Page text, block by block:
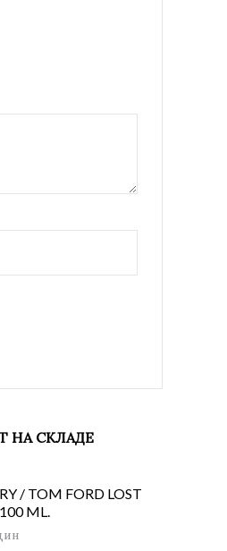
НА СКЛАДЕ
/ TOM FORD LOST
ML.